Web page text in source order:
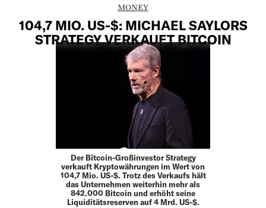
MONEY
104,7 MIO. US-$: MICHAEL SAYLORS
STRATEGY VERKAUFT BITCOIN
Der Bitcoin-Großinvestor Strategy
verkauft Kryptowährungen im Wert von
104,7 Mio. US-$. Trotz des Verkaufs hält
das Unternehmen weiterhin mehr als
842.000 Bitcoin und erhöht seine
Liquiditätsreserven auf 4 Mrd. US-$.